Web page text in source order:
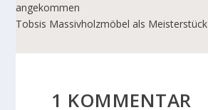
angekommen
Tobsis Massivholzmöbel als Meisterstück
1 KOMMENTAR